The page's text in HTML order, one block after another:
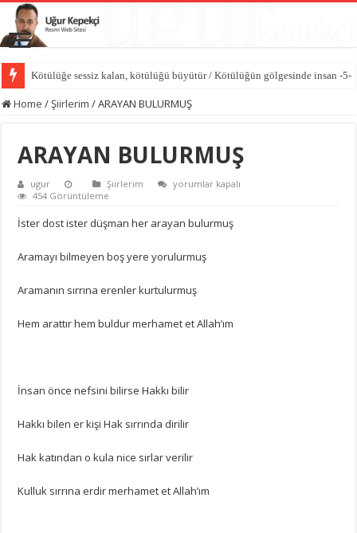
Kötülüğe sessiz kalan, kötülüğü büyütür / Kötülüğün gölgesinde insan -5-
Home /Şiirlerim /ARAYAN BULURMUŞ
ARAYAN BULURMUŞ
ugur Şiirlerim
ARAYAN
yorumlar kapalı
454 Görüntüleme
İster dost ister düşman her arayan bulurmuş
Aramayı bilmeyen boş yere yorulurmuş
Aramanın sırrına erenler kurtulurmuş
Hem arattır hem buldur merhamet et Allah’ım
İnsan önce nefsini bilirse Hakkı bilir
Hakkı bilen er kişi Hak sırrında dirilir
Hak katından o kula nice sırlar verilir
Kulluk sırrına erdir merhamet et Allah’ım